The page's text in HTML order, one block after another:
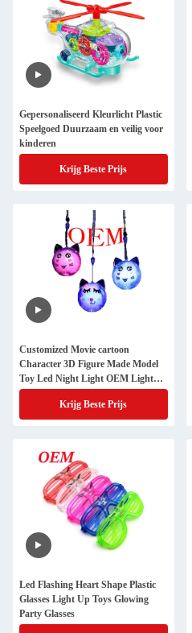
Gepersonaliseerd Kleurlicht Plastic
Speelgoed Duurzaam en veilig voor
kinderen
Krijg Beste Prijs
Customized Movie cartoon
Character 3D Figure Made Model
Toy Led Night Light OEM Light
Toy Manufacturer
Krijg Beste Prijs
Led Flashing Heart Shape Plastic
Glasses Light Up Toys Glowing
Party Glasses